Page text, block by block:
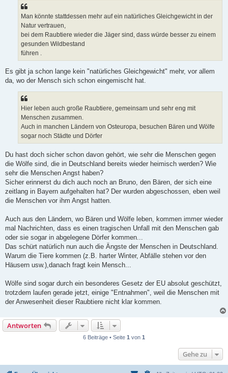
Man könnte stattdessen mehr auf ein natürliches Gleichgewicht in der
Natur vertrauen,
bei dem Raubtiere wieder die Jäger sind, dass würde besser zu einem
gesunden Wildbestand
führen .
Es gibt ja schon lange kein "natürliches Gleichgewicht" mehr, vor allem
da, wo der Mensch sich schon eingemischt hat.
Hier leben auch große Raubtiere, gemeinsam und sehr eng mit
Menschen zusammen.
Auch in manchen Ländern von Osteuropa, besuchen Bären und Wölfe
sogar noch Städte und Dörfer
Du hast doch sicher schon davon gehört, wie sehr die Menschen gegen
die Wölfe sind, die in Deutschland bereits wieder heimisch werden? Wie
sehr die Menschen Angst haben?
Sicher erinnerst du dich auch noch an Bruno, den Bären, der sich eine
zeitlang in Bayern aufgehalten hat? Der wurden abgeschossen, eben weil
die Menschen vor ihm Angst hatten.
Auch aus den Ländern, wo Bären und Wölfe leben, kommen immer wieder
mal Nachrichten, dass es einen tragischen Unfall mit den Menschen gab
oder sie sogar in abgelegene Dörfer kommen...
Das schürt natürlich nun auch die Ängste der Menschen in Deutschland.
Warum die Tiere kommen (z.B. harter Winter, Abfälle stehen vor den
Häusern usw.),danach fragt kein Mensch...
Wölfe sind sogar durch ein besonderes Gesetz der EU absolut geschützt,
trotzdem laufen gerade jetzt, einige "Entnahmen", weil die Menschen mit
der Anwesenheit dieser Raubtiere nicht klar kommen.
Antworten
6 Beiträge • Seite 1 von 1
Gehe zu